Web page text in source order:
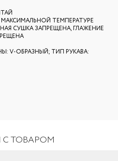
ТЕМПЕРАТУРЕ
СУШКА ЗАПРЕЩЕНА, ГЛАЖЕНИЕ
V-ОБРАЗНЫЙ; ТИП РУКАВА:
С ТОВАРОМ